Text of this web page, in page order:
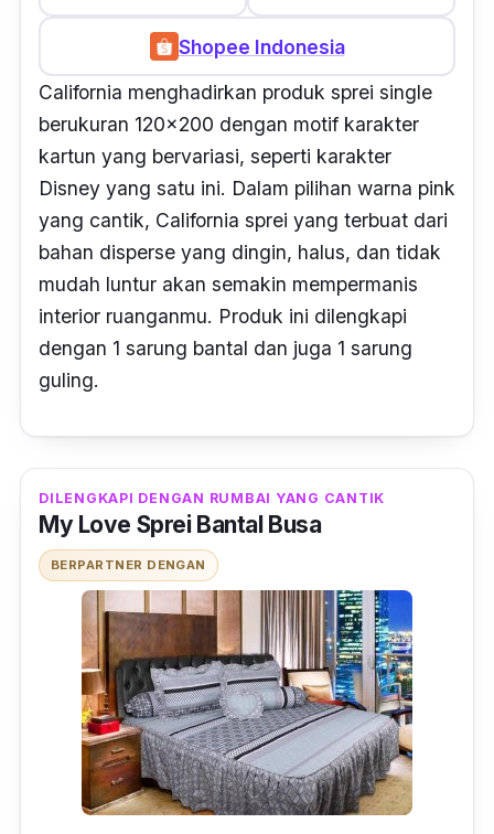
Shopee Indonesia
California menghadirkan produk sprei single
berukuran 120x200 dengan motif karakter
kartun yang bervariasi, seperti karakter
Disney yang satu ini. Dalam pilihan warna pink
yang cantik, California sprei yang terbuat dari
bahan disperse yang dingin, halus, dan tidak
mudah luntur akan semakin mempermanis
interior ruanganmu. Produk ini dilengkapi
dengan 1 sarung bantal dan juga 1 sarung
guling.
DILENGKAPI DENGAN RUMBAI YANG CANTIK
My Love Sprei Bantal Busa
BERPARTNER DENGAN